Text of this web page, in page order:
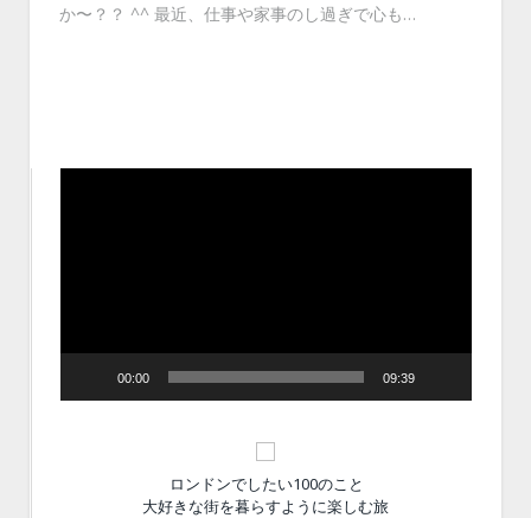
か〜？？ ^^ 最近、仕事や家事のし過ぎで心も…
00:00 09:39
ロンドンでしたい100のこと
大好きな街を暮らすように楽しむ旅